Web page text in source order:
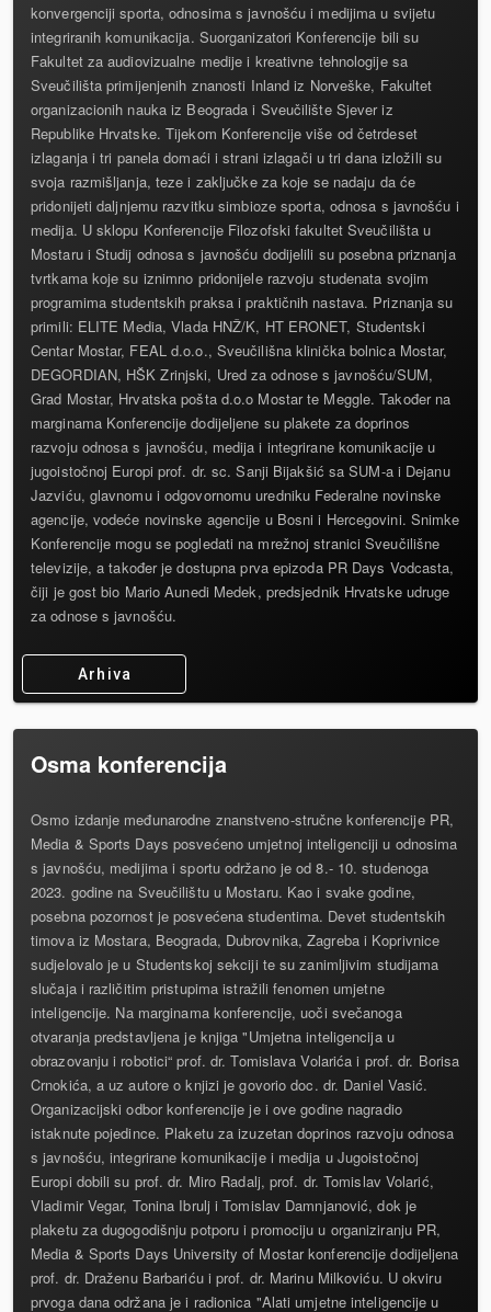
konvergenciji sporta, odnosima s javnošću i medijima u svijetu
integriranih komunikacija. Suorganizatori Konferencije bili su
Fakultet za audiovizualne medije i kreativne tehnologije sa
Sveučilišta primijenjenih znanosti Inland iz Norveške, Fakultet
organizacionih nauka iz Beograda i Sveučilište Sjever iz
Republike Hrvatske. Tijekom Konferencije više od četrdeset
izlaganja i tri panela domaći i strani izlagači u tri dana izložili su
svoja razmišljanja, teze i zaključke za koje se nadaju da će
pridonijeti daljnjemu razvitku simbioze sporta, odnosa s javnošću i
medija. U sklopu Konferencije Filozofski fakultet Sveučilišta u
Mostaru i Studij odnosa s javnošću dodijelili su posebna priznanja
tvrtkama koje su iznimno pridonijele razvoju studenata svojim
programima studentskih praksa i praktičnih nastava. Priznanja su
primili: ELITE Media, Vlada HNŽ/K, HT ERONET, Studentski
Centar Mostar, FEAL d.o.o., Sveučilišna klinička bolnica Mostar,
DEGORDIAN, HŠK Zrinjski, Ured za odnose s javnošću/SUM,
Grad Mostar, Hrvatska pošta d.o.o Mostar te Meggle. Također na
marginama Konferencije dodijeljene su plakete za doprinos
razvoju odnosa s javnošću, medija i integrirane komunikacije u
jugoistočnoj Europi prof. dr. sc. Sanji Bijakšić sa SUM-a i Dejanu
Jazviću, glavnomu i odgovornomu uredniku Federalne novinske
agencije, vodeće novinske agencije u Bosni i Hercegovini. Snimke
Konferencije mogu se pogledati na mrežnoj stranici Sveučilišne
televizije, a također je dostupna prva epizoda PR Days Vodcasta,
čiji je gost bio Mario Aunedi Medek, predsjednik Hrvatske udruge
za odnose s javnošću.
Arhiva
Osma konferencija
Osmo izdanje međunarodne znanstveno-stručne konferencije PR,
Media & Sports Days posvećeno umjetnoj inteligenciji u odnosima
s javnošću, medijima i sportu održano je od 8.- 10. studenoga
2023. godine na Sveučilištu u Mostaru. Kao i svake godine,
posebna pozornost je posvećena studentima. Devet studentskih
timova iz Mostara, Beograda, Dubrovnika, Zagreba i Koprivnice
sudjelovalo je u Studentskoj sekciji te su zanimljivim studijama
slučaja i različitim pristupima istražili fenomen umjetne
inteligencije. Na marginama konferencije, uoči svečanoga
otvaranja predstavljena je knjiga "Umjetna inteligencija u
obrazovanju i robotici“ prof. dr. Tomislava Volarića i prof. dr. Borisa
Crnokića, a uz autore o knjizi je govorio doc. dr. Daniel Vasić.
Organizacijski odbor konferencije je i ove godine nagradio
istaknute pojedince. Plaketu za izuzetan doprinos razvoju odnosa
s javnošću, integrirane komunikacije i medija u Jugoistočnoj
Europi dobili su prof. dr. Miro Radalj, prof. dr. Tomislav Volarić,
Vladimir Vegar, Tonina Ibrulj i Tomislav Damnjanović, dok je
plaketu za dugogodišnju potporu i promociju u organiziranju PR,
Media & Sports Days University of Mostar konferencije dodijeljena
prof. dr. Draženu Barbariću i prof. dr. Marinu Milkoviću. U okviru
prvoga dana održana je i radionica "Alati umjetne inteligencije u